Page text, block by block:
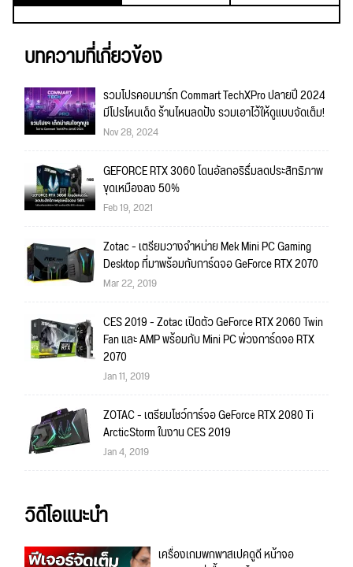
บทความที่เกี่ยวข้อง
รวมโปรคอมมาร์ท Commart TechXPro ปลายปี 2024
มีโปรไหนเด็ด ร้านไหนลดปัง รวมเอาไว้ให้ดูแบบจัดเต็ม!
Nov 28, 2024
GEFORCE RTX 3060 โดนอัลกอริธึ่มลดประสิทธิภาพ
ขุดเหมืองลง 50%
Feb 19, 2021
Zotac - เตรียมวางจำหน่าย Mek Mini PC Gaming
Desktop ที่มาพร้อมกับการ์ดจอ GeForce RTX 2070
Mar 22, 2019
CES 2019 - Zotac เปิดตัว GeForce RTX 2060 Twin
Fan และ AMP พร้อมกับ Mini PC พ่วงการ์ดจอ RTX
2070
Jan 11, 2019
ZOTAC - เตรียมโชว์การ์จอ GeForce RTX 2080 Ti
ArcticStorm ในงาน CES 2019
Jan 4, 2019
วิดีโอแนะนำ
เครื่องเกมพกพาสเปคดูดี หน้าจอ